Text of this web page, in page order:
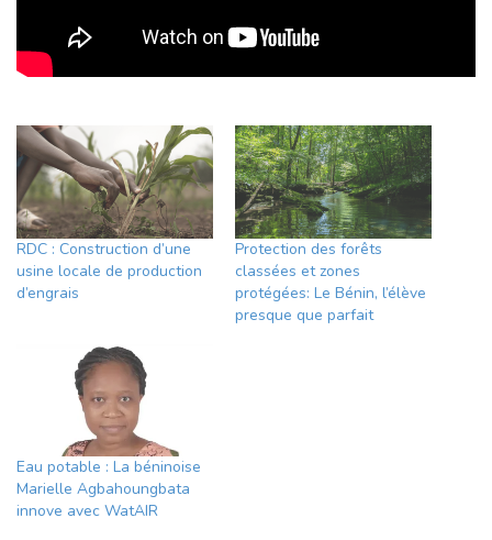
RDC : Construction d’une
usine locale de production
d’engrais
Protection des forêts
classées et zones
protégées: Le Bénin, l’élève
presque que parfait
Eau potable : La béninoise
Marielle Agbahoungbata
innove avec WatAIR